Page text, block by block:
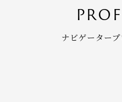
ナビゲーター